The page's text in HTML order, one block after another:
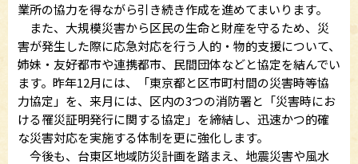
業所の協力を得ながら引き続き作成を進めてまいります。
また、大規模災害から区民の生命と財産を守るため、災
害が発生した際に応急対応を行う人的・物的支援について、
姉妹・友好都市や連携都市、民間団体などと協定を結んでい
ます。昨年12月には、「東京都と区市町村間の災害時等協
力協定」を、来月には、区内の3つの消防署と「災害時にお
ける罹災証明発行に関する協定」を締結し、迅速かつ的確
な災害対応を実施する体制を更に強化します。
今後も、台東区地域防災計画を踏まえ、地震災害や風水